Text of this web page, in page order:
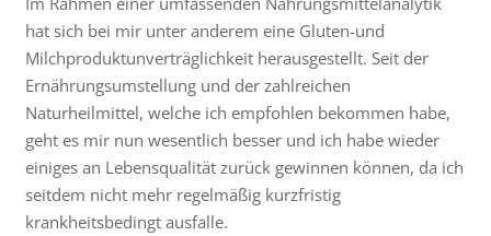
hat sich bei mir unter anderem eine Gluten-und
Milchproduktunverträglichkeit herausgestellt. Seit der
Ernährungsumstellung und der zahlreichen
Naturheilmittel, welche ich empfohlen bekommen habe,
geht es mir nun wesentlich besser und ich habe wieder
einiges an Lebensqualität zurück gewinnen können, da ich
seitdem nicht mehr regelmäßig kurzfristig
krankheitsbedingt ausfalle.